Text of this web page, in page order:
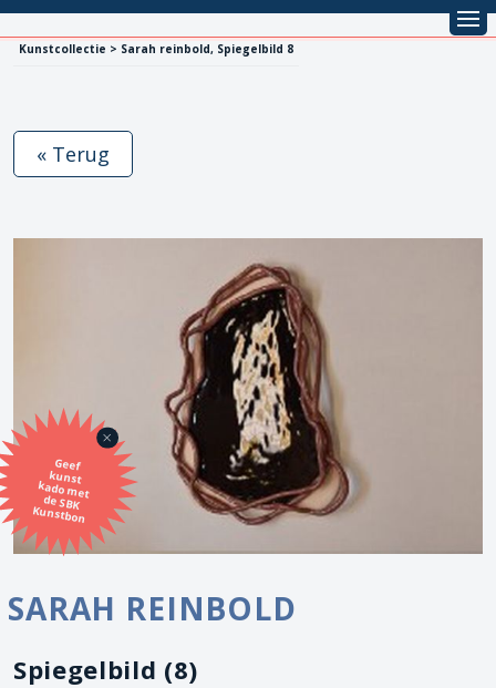
Kunstcollectie > Sarah reinbold, Spiegelbild 8
Geef
kunst
kado met
de SBK
Kunstbon
« Terug
SARAH REINBOLD
Spiegelbild (8)